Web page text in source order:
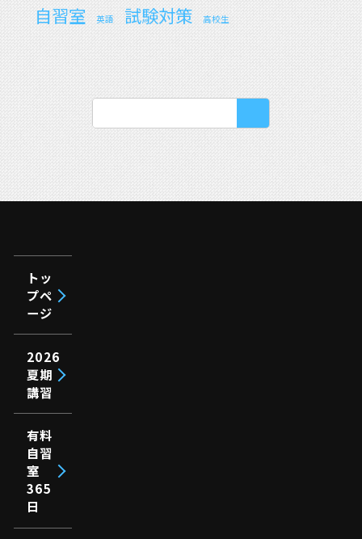
自習室 英語 試験対策 高校生
トッ
プペ
ージ
2026
夏期
講習
有料
自習
室
365
日